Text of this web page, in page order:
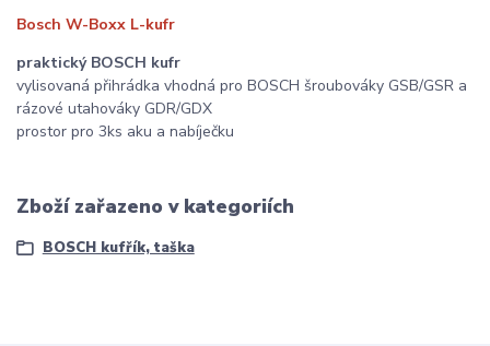
Bosch W-Boxx L-kufr
praktický BOSCH kufr
vylisovaná přihrádka vhodná pro BOSCH šroubováky GSB/GSR a
rázové utahováky GDR/GDX
prostor pro 3ks aku a nabíječku
Zboží zařazeno v kategoriích
BOSCH kufřík, taška